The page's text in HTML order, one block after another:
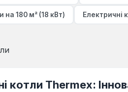
на 180 м² (18 кВт) Електричні
котли Thermex: